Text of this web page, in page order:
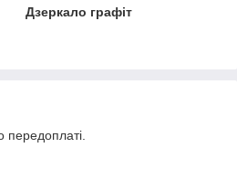
Дзеркало графіт
передоплаті.